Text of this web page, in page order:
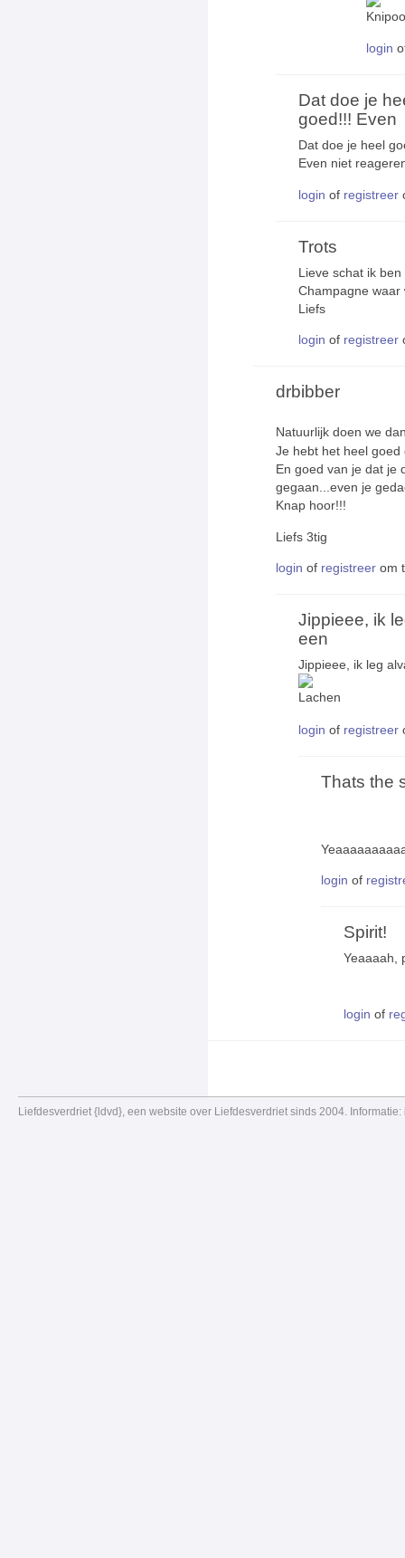
login
Dat doe je
goed!!! Even
Dat doe je heel
Even niet
login of registreer
Trots
Lieve schat ik
Champagne
Liefs
login of registreer
drbibber
Natuurlijk doen we
Je hebt het heel
En goed van je dat je
gegaan...even je
Knap hoor!!!
Liefs 3tig
login of registreer om
Jippieee, ik
een
Jippieee, ik leg
login of registreer
Thats the
login of
Spirit!
Yeaaaah,
login of
Liefdesverdriet {ldvd}, een website over Liefdesverdriet sinds 2004. Informatie: